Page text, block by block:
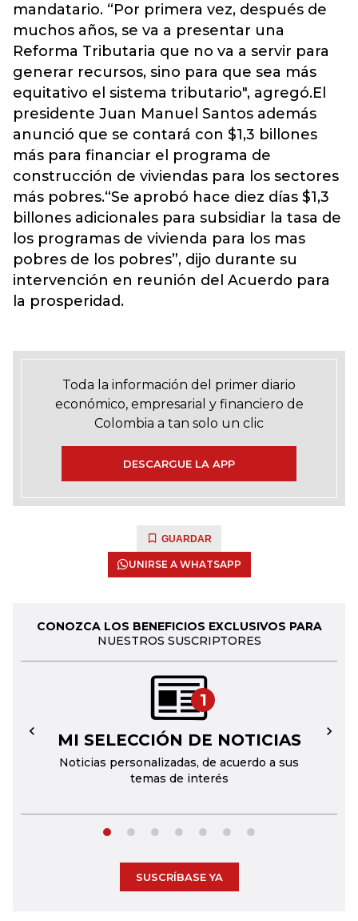
mandatario. “Por primera vez, después de
muchos años, se va a presentar una
Reforma Tributaria que no va a servir para
generar recursos, sino para que sea más
equitativo el sistema tributario", agregó.El
presidente Juan Manuel Santos además
anunció que se contará con $1,3 billones
más para financiar el programa de
construcción de viviendas para los sectores
más pobres.“Se aprobó hace diez días $1,3
billones adicionales para subsidiar la tasa de
los programas de vivienda para los mas
pobres de los pobres”, dijo durante su
intervención en reunión del Acuerdo para
la prosperidad.
Toda la información del primer diario
económico, empresarial y financiero de
Colombia a tan solo un clic
DESCARGUE LA APP
GUARDAR
UNIRSE A WHATSAPP
CONOZCA LOS BENEFICIOS EXCLUSIVOS PARA
NUESTROS SUSCRIPTORES
1
MI SELECCIÓN DE NOTICIAS
Noticias personalizadas, de acuerdo a sus
temas de interés
← →
SUSCRÍBASE YA